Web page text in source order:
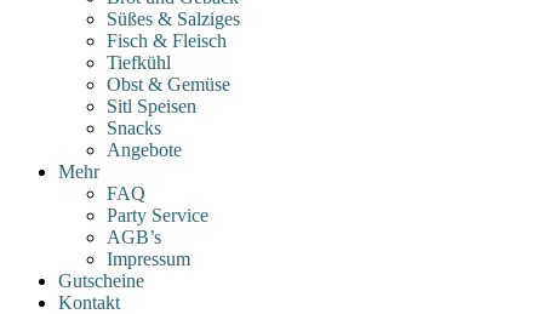
Süßes & Salziges
Fisch & Fleisch
Tiefkühl
Obst & Gemüse
Sitl Speisen
Snacks
Angebote
Mehr
FAQ
Party Service
AGB’s
Impressum
Gutscheine
Kontakt